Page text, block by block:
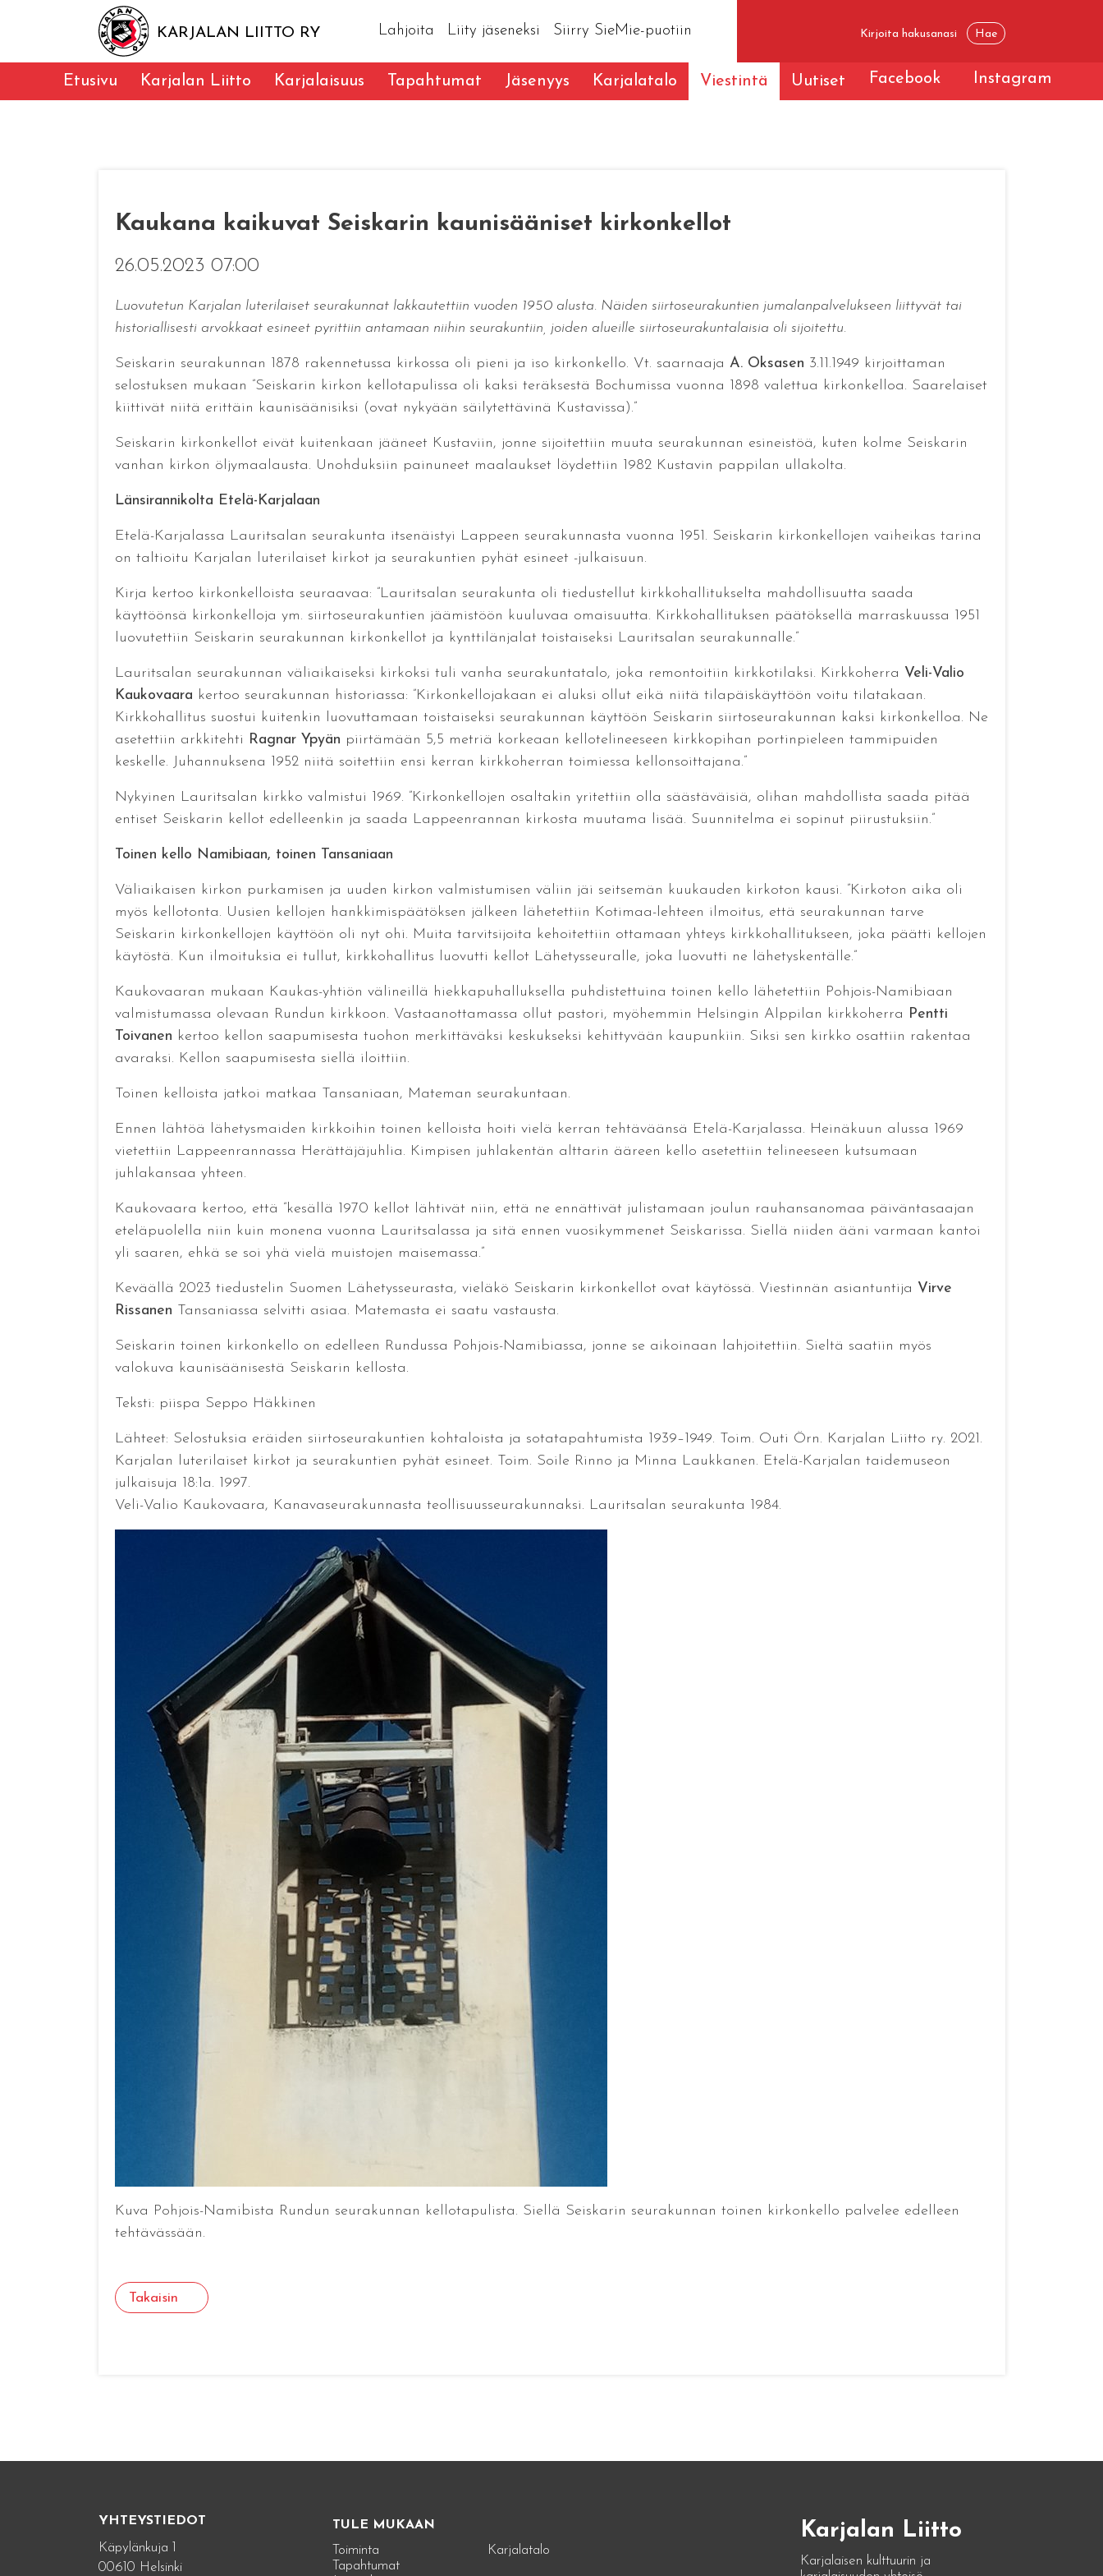
KARJALAN LIITTO RY Lahjoita Liity jäseneksi Siirry SieMie-puotiin
Etusivu Karjalan Liitto Karjalaisuus Tapahtumat Jäsenyys Karjalatalo Viestintä Uutiset Facebook Instagram
Kaukana kaikuvat Seiskarin kaunisääniset kirkonkellot
26.05.2023 07:00
Luovutetun Karjalan luterilaiset seurakunnat lakkautettiin vuoden 1950 alusta. Näiden siirtoseurakuntien jumalanpalvelukseen liittyvät tai
historiallisesti arvokkaat esineet pyrittiin antamaan niihin seurakuntiin, joiden alueille siirtoseurakuntalaisia oli sijoitettu.
Seiskarin seurakunnan 1878 rakennetussa kirkossa oli pieni ja iso kirkonkello. Vt. saarnaaja A. Oksasen 3.11.1949 kirjoittaman
selostuksen mukaan ”Seiskarin kirkon kellotapulissa oli kaksi teräksestä Bochumissa vuonna 1898 valettua kirkonkelloa. Saarelaiset
kiittivät niitä erittäin kaunisäänisiksi (ovat nykyään säilytettävinä Kustavissa).”
Seiskarin kirkonkellot eivät kuitenkaan jääneet Kustaviin, jonne sijoitettiin muuta seurakunnan esineistöä, kuten kolme Seiskarin
vanhan kirkon öljymaalausta. Unohduksiin painuneet maalaukset löydettiin 1982 Kustavin pappilan ullakolta.
Länsirannikolta Etelä-Karjalaan
Etelä-Karjalassa Lauritsalan seurakunta itsenäistyi Lappeen seurakunnasta vuonna 1951. Seiskarin kirkonkellojen vaiheikas tarina
on taltioitu Karjalan luterilaiset kirkot ja seurakuntien pyhät esineet -julkaisuun.
Kirja kertoo kirkonkelloista seuraavaa: ”Lauritsalan seurakunta oli tiedustellut kirkkohallitukselta mahdollisuutta saada
käyttöönsä kirkonkelloja ym. siirtoseurakuntien jäämistöön kuuluvaa omaisuutta. Kirkkohallituksen päätöksellä marraskuussa 1951
luovutettiin Seiskarin seurakunnan kirkonkellot ja kynttilänjalat toistaiseksi Lauritsalan seurakunnalle.”
Lauritsalan seurakunnan väliaikaiseksi kirkoksi tuli vanha seurakuntatalo, joka remontoitiin kirkkotilaksi. Kirkkoherra Veli-Valio
Kaukovaara kertoo seurakunnan historiassa: ”Kirkonkellojakaan ei aluksi ollut eikä niitä tilapäiskäyttöön voitu tilatakaan.
Kirkkohallitus suostui kuitenkin luovuttamaan toistaiseksi seurakunnan käyttöön Seiskarin siirtoseurakunnan kaksi kirkonkelloa. Ne
asetettiin arkkitehti Ragnar Ypyän piirtämään 5,5 metriä korkeaan kellotelineeseen kirkkopihan portinpieleen tammipuiden
keskelle. Juhannuksena 1952 niitä soitettiin ensi kerran kirkkoherran toimiessa kellonsoittajana.”
Nykyinen Lauritsalan kirkko valmistui 1969. ”Kirkonkellojen osaltakin yritettiin olla säästäväisiä, olihan mahdollista saada pitää
entiset Seiskarin kellot edelleenkin ja saada Lappeenrannan kirkosta muutama lisää. Suunnitelma ei sopinut piirustuksiin.”
Toinen kello Namibiaan, toinen Tansaniaan
Väliaikaisen kirkon purkamisen ja uuden kirkon valmistumisen väliin jäi seitsemän kuukauden kirkoton kausi. ”Kirkoton aika oli
myös kellotonta. Uusien kellojen hankkimispäätöksen jälkeen lähetettiin Kotimaa-lehteen ilmoitus, että seurakunnan tarve
Seiskarin kirkonkellojen käyttöön oli nyt ohi. Muita tarvitsijoita kehoitettiin ottamaan yhteys kirkkohallitukseen, joka päätti kellojen
käytöstä. Kun ilmoituksia ei tullut, kirkkohallitus luovutti kellot Lähetysseuralle, joka luovutti ne lähetyskentälle.”
Kaukovaaran mukaan Kaukas-yhtiön välineillä hiekkapuhalluksella puhdistettuina toinen kello lähetettiin Pohjois-Namibiaan
valmistumassa olevaan Rundun kirkkoon. Vastaanottamassa ollut pastori, myöhemmin Helsingin Alppilan kirkkoherra Pentti
Toivanen kertoo kellon saapumisesta tuohon merkittäväksi keskukseksi kehittyvään kaupunkiin. Siksi sen kirkko osattiin rakentaa
avaraksi. Kellon saapumisesta siellä iloittiin.
Toinen kelloista jatkoi matkaa Tansaniaan, Mateman seurakuntaan.
Ennen lähtöä lähetysmaiden kirkkoihin toinen kelloista hoiti vielä kerran tehtäväänsä Etelä-Karjalassa. Heinäkuun alussa 1969
vietettiin Lappeenrannassa Herättäjäjuhlia. Kimpisen juhlakentän alttarin ääreen kello asetettiin telineeseen kutsumaan
juhlakansaa yhteen.
Kaukovaara kertoo, että ”kesällä 1970 kellot lähtivät niin, että ne ennättivät julistamaan joulun rauhansanomaa päiväntasaajan
eteläpuolella niin kuin monena vuonna Lauritsalassa ja sitä ennen vuosikymmenet Seiskarissa. Siellä niiden ääni varmaan kantoi
yli saaren, ehkä se soi yhä vielä muistojen maisemassa.”
Keväällä 2023 tiedustelin Suomen Lähetysseurasta, vieläkö Seiskarin kirkonkellot ovat käytössä. Viestinnän asiantuntija Virve
Rissanen Tansaniassa selvitti asiaa. Matemasta ei saatu vastausta.
Seiskarin toinen kirkonkello on edelleen Rundussa Pohjois-Namibiassa, jonne se aikoinaan lahjoitettiin. Sieltä saatiin myös
valokuva kaunisäänisestä Seiskarin kellosta.
Teksti: piispa Seppo Häkkinen
Lähteet: Selostuksia eräiden siirtoseurakuntien kohtaloista ja sotatapahtumista 1939–1949. Toim. Outi Örn. Karjalan Liitto ry. 2021.
Karjalan luterilaiset kirkot ja seurakuntien pyhät esineet. Toim. Soile Rinno ja Minna Laukkanen. Etelä-Karjalan taidemuseon
julkaisuja 18:1a. 1997.
Veli-Valio Kaukovaara, Kanavaseurakunnasta teollisuusseurakunnaksi. Lauritsalan seurakunta 1984.
Kuva Pohjois-Namibista Rundun seurakunnan kellotapulista. Siellä Seiskarin seurakunnan toinen kirkonkello palvelee edelleen
tehtävässään.
Takaisin
YHTEYSTIEDOT
Käpylänkuja 1
00610 Helsinki
TULE MUKAAN
Toiminta
Tapahtumat
Karjalatalo
Karjalan Liitto
Karjalaisen kulttuurin ja